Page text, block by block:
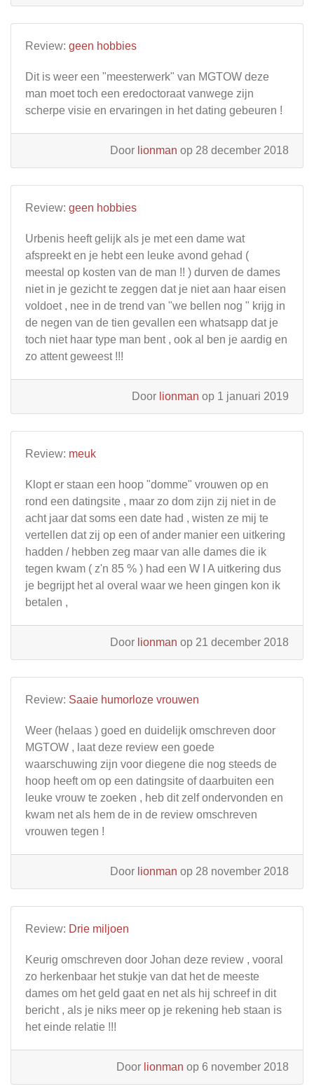
Review: geen hobbies
Dit is weer een "meesterwerk" van MGTOW deze
man moet toch een eredoctoraat vanwege zijn
scherpe visie en ervaringen in het dating gebeuren !
Door lionman op 28 december 2018
Review: geen hobbies
Urbenis heeft gelijk als je met een dame wat
afspreekt en je hebt een leuke avond gehad (
meestal op kosten van de man !! ) durven de dames
niet in je gezicht te zeggen dat je niet aan haar eisen
voldoet , nee in de trend van "we bellen nog " krijg in
de negen van de tien gevallen een whatsapp dat je
toch niet haar type man bent , ook al ben je aardig en
zo attent geweest !!!
Door lionman op 1 januari 2019
Review: meuk
Klopt er staan een hoop "domme" vrouwen op en
rond een datingsite , maar zo dom zijn zij niet in de
acht jaar dat soms een date had , wisten ze mij te
vertellen dat zij op een of ander manier een uitkering
hadden / hebben zeg maar van alle dames die ik
tegen kwam ( z'n 85 % ) had een W I A uitkering dus
je begrijpt het al overal waar we heen gingen kon ik
betalen ,
Door lionman op 21 december 2018
Review: Saaie humorloze vrouwen
Weer (helaas ) goed en duidelijk omschreven door
MGTOW , laat deze review een goede
waarschuwing zijn voor diegene die nog steeds de
hoop heeft om op een datingsite of daarbuiten een
leuke vrouw te zoeken , heb dit zelf ondervonden en
kwam net als hem de in de review omschreven
vrouwen tegen !
Door lionman op 28 november 2018
Review: Drie miljoen
Keurig omschreven door Johan deze review , vooral
zo herkenbaar het stukje van dat het de meeste
dames om het geld gaat en net als hij schreef in dit
bericht , als je niks meer op je rekening heb staan is
het einde relatie !!!
Door lionman op 6 november 2018